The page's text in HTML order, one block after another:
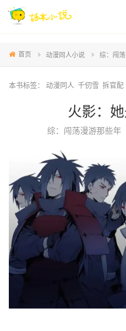
首页 动漫同人小说 综：闯
本书标签： 动漫同人 千仞雪 拆官配
火影：
综：闯荡漫游那些年